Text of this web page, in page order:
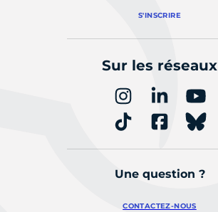
S'INSCRIRE
Sur les réseaux
Une question ?
CONTACTEZ-NOUS